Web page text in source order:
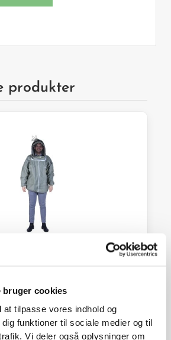
bruger cookies
at tilpasse vores indhold og
funktioner til sociale medier og til
Vi deler også oplysninger om
produkter
slør XL khaki